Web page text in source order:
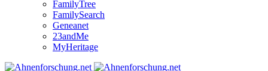
FamilyTree
FamilySearch
Geneanet
23andMe
MyHeritage